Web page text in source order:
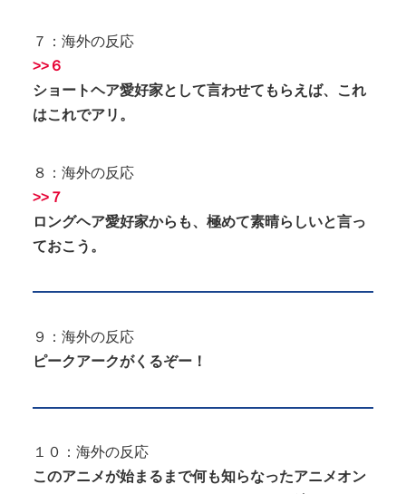
７：海外の反応
>>６
ショートヘア愛好家として言わせてもらえば、これ
はこれでアリ。
８：海外の反応
>>７
ロングヘア愛好家からも、極めて素晴らしいと言っ
ておこう。
９：海外の反応
ピークアークがくるぞー！
１０：海外の反応
このアニメが始まるまで何も知らなったアニメオン